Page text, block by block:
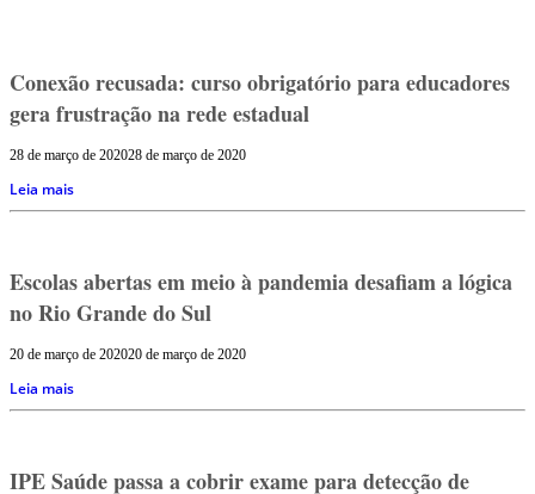
Conexão recusada: curso obrigatório para educadores
gera frustração na rede estadual
28 de março de 202028 de março de 2020
Leia mais
Escolas abertas em meio à pandemia desafiam a lógica
no Rio Grande do Sul
20 de março de 202020 de março de 2020
Leia mais
IPE Saúde passa a cobrir exame para detecção de